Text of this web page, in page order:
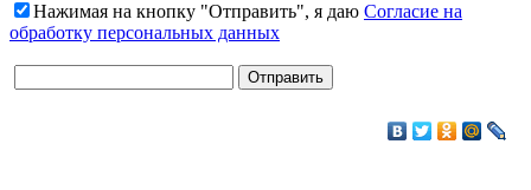
Нажимая на кнопку "Отправить", я даю Согласие на
обработку персональных данных